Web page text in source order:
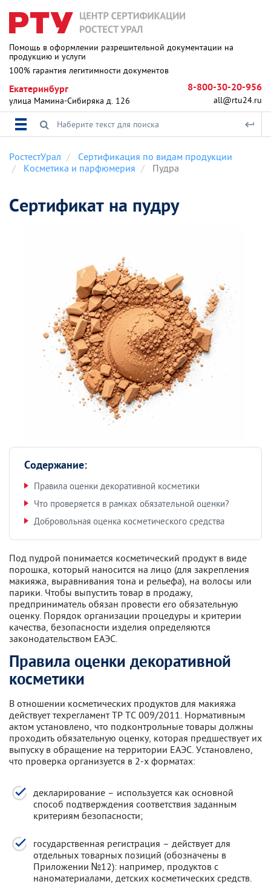
Помощь в оформлении разрешительной документации на
продукцию и услуги
100% гарантия легитимности документов
Екатеринбург
улица Мамина-Сибиряка д. 126
8-800-30-20-956
all@rtu24.ru
РостестУрал
Сертификация по видам продукции
Косметика и парфюмерия
Пудра
Сертификат на пудру
Содержание:
Правила оценки декоративной косметики
Что проверяется в рамках обязательной оценки?
Добровольная оценка косметического средства
Под пудрой понимается косметический продукт в виде
порошка, который наносится на лицо (для закрепления
макияжа, выравнивания тона и рельефа), на волосы или
парики. Чтобы выпустить товар в продажу,
предприниматель обязан провести его обязательную
оценку. Порядок организации процедуры и критерии
качества, безопасности изделия определяются
законодательством ЕАЭС.
Правила оценки декоративной
косметики
В отношении косметических продуктов для макияжа
действует техрегламент ТР ТС 009/2011. Нормативным
актом установлено, что подконтрольные товары должны
проходить обязательную оценку, которая предшествует их
выпуску в обращение на территории ЕАЭС. Установлено,
что проверка организуется в 2-х форматах:
декларирование – используется как основной
способ подтверждения соответствия заданным
критериям безопасности;
государственная регистрация – действует для
отдельных товарных позиций (обозначены в
Приложении №12): например, продуктов с
наноматериалами, детских косметических средств.